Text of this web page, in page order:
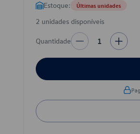
Estoque: Últimas unidades
2 unidades disponíveis
Quantidade 1